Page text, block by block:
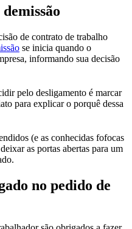
de contrato de trabalho
se inicia quando o
informando sua decisão
pelo desligamento é marcar
para explicar o porquê dessa
(e as conhecidas fofocas
as portas abertas para um
no pedido de